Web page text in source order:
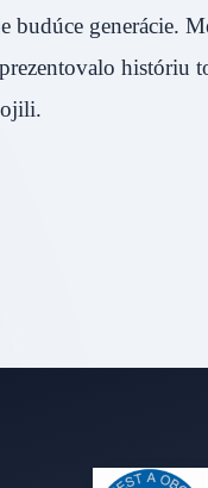
budúce generácie.
históriu